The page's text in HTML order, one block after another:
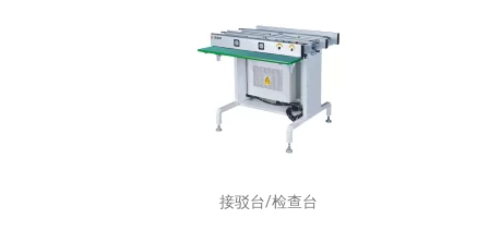
接驳台/检查台